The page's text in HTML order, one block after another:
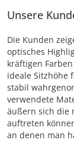
Unsere
Die Kunden
optisches
kräftigen
ideale Sitzhöhe
stabil
verwendete
äußern sich die
auftreten
an denen man